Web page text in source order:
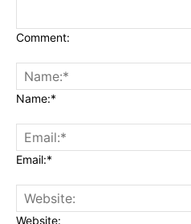
Comment:
Name:*
Email:*
Website: